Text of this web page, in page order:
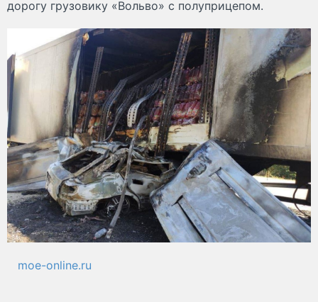
дорогу грузовику «Вольво» с полуприцепом.
moe-online.ru